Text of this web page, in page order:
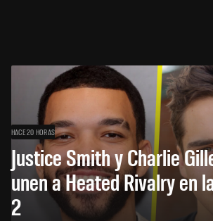
HACE 20 HORAS
Justice Smith y Charlie
unen a Heated Rivalry en
2